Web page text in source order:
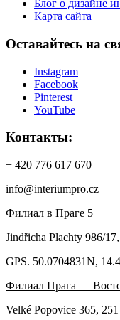
Блог о дизайне
Карта сайта
Оставайтесь на
Instagram
Facebook
Pinterest
YouTube
Контакты:
+ 420 776 617 670
info@interiumpro.cz
Филиал в Праге 5
Jindřicha Plachty 986/
GPS. 50.0704831N,
Филиал Прага —
Velké Popovice 365,